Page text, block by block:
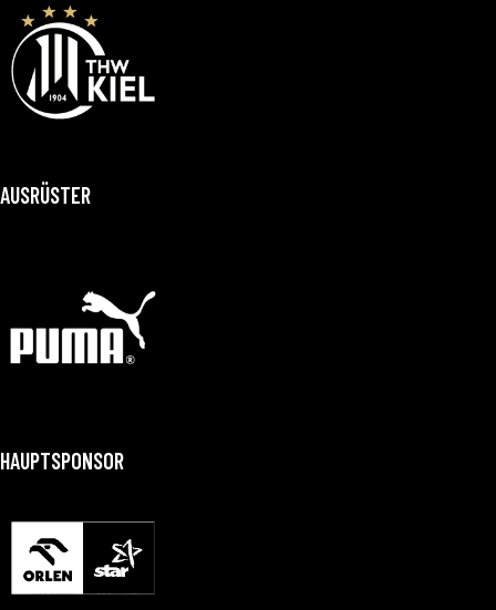
AUSRÜSTER
HAUPTSPONSOR